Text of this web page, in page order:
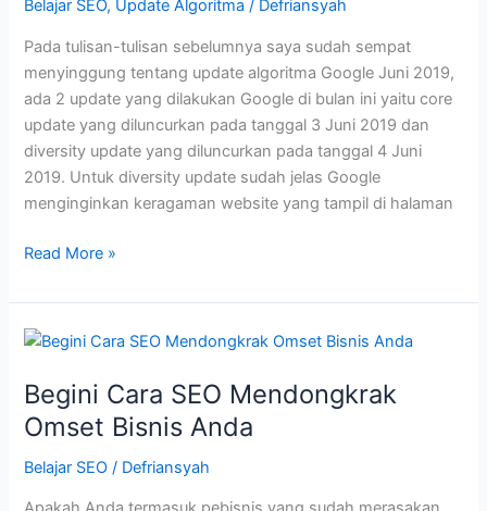
Belajar SEO, Update Algoritma / Defriansyah
Pada tulisan-tulisan sebelumnya saya sudah sempat
menyinggung tentang update algoritma Google Juni 2019,
ada 2 update yang dilakukan Google di bulan ini yaitu core
update yang diluncurkan pada tanggal 3 Juni 2019 dan
diversity update yang diluncurkan pada tanggal 4 Juni
2019. Untuk diversity update sudah jelas Google
menginginkan keragaman website yang tampil di halaman
Update
Google
Juni
Selesai
diluncurkan
Read More »
Begini Cara SEO Mendongkrak
Omset Bisnis Anda
Belajar SEO / Defriansyah